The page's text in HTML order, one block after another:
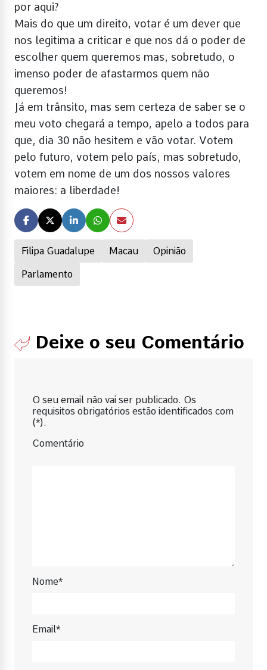
Filipa Guadalupe Macau Opinião
Parlamento
por aqui?
Mais do que um direito, votar é um dever que
nos legitima a criticar e que nos dá o poder de
escolher quem queremos mas, sobretudo, o
imenso poder de afastarmos quem não
queremos!
Já em trânsito, mas sem certeza de saber se o
meu voto chegará a tempo, apelo a todos para
que, dia 30 não hesitem e vão votar. Votem
pelo futuro, votem pelo país, mas sobretudo,
votem em nome de um dos nossos valores
maiores: a liberdade!
Deixe o seu Comentário
O seu email não vai ser publicado. Os
requisitos obrigatórios estão identificados com
(*).
Comentário
Nome*
Email*